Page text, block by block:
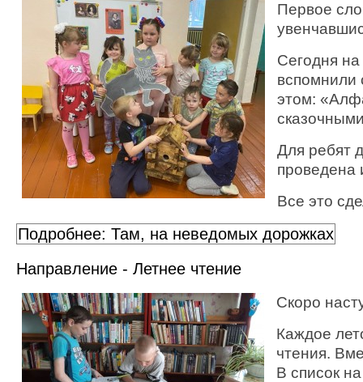
Первое
Сегодня
вспомнили
этом:
Для ребят
проведена
Все это
Подробнее: Там, на неведомых дорожках
Направление - Летнее чтение
Скоро
Каждое
чтения.
В список